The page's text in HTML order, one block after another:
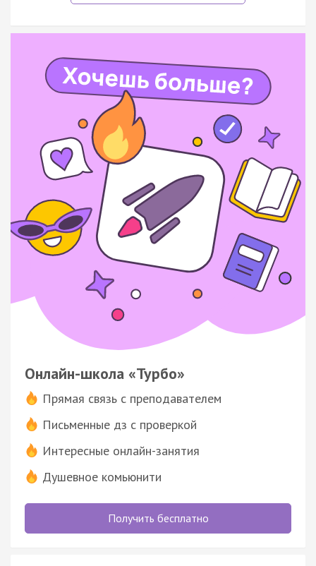
Онлайн-школа «Турбо»
Прямая связь с преподавателем
Письменные дз с проверкой
Интересные онлайн-занятия
Душевное комьюнити
Получить бесплатно